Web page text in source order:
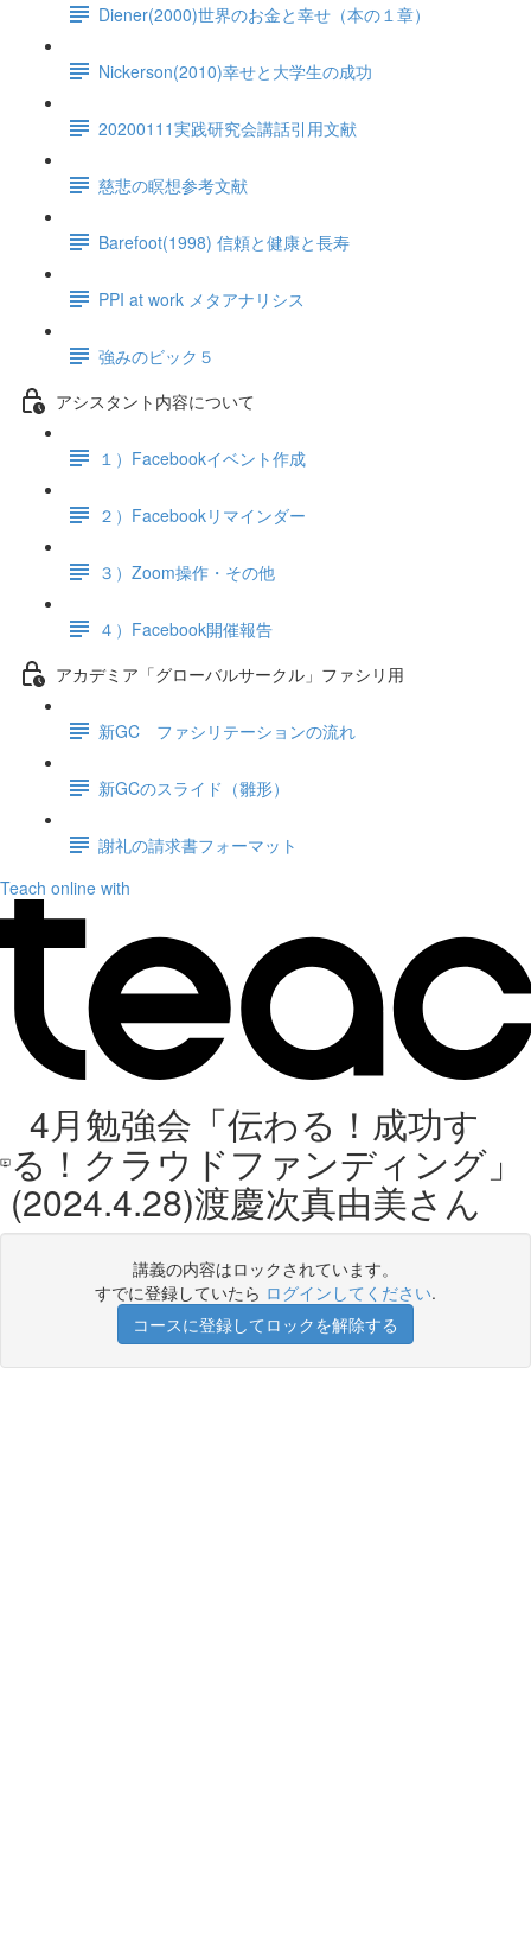
Diener(2000)世界のお金と幸せ（本の１章）
Nickerson(2010)幸せと大学生の成功
20200111実践研究会講話引用文献
慈悲の瞑想参考文献
Barefoot(1998) 信頼と健康と長寿
PPI at work メタアナリシス
強みのビック５
アシスタント内容について
１）Facebookイベント作成
２）Facebookリマインダー
３）Zoom操作・その他
４）Facebook開催報告
アカデミア「グローバルサークル」ファシリ用
新GC ファシリテーションの流れ
新GCのスライド（雛形）
謝礼の請求書フォーマット
Teach online with
4月勉強会「伝わる！成功す
る！クラウドファンディング」
(2024.4.28)渡慶次真由美さん
講義の内容はロックされています。
すでに登録していたら ログインしてください.
コースに登録してロックを解除する